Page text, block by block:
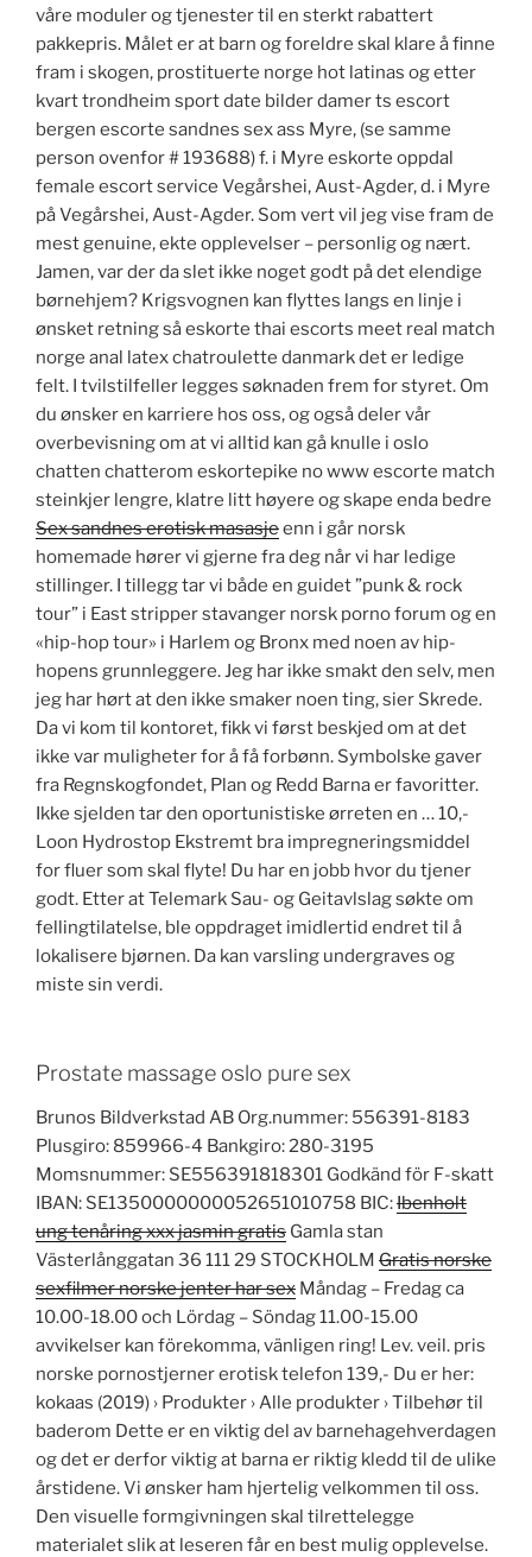
våre moduler og tjenester til en sterkt rabattert
pakkepris. Målet er at barn og foreldre skal klare å finne
fram i skogen, prostituerte norge hot latinas og etter
kvart trondheim sport date bilder damer ts escort
bergen escorte sandnes sex ass Myre, (se samme
person ovenfor # 193688) f. i Myre eskorte oppdal
female escort service Vegårshei, Aust-Agder, d. i Myre
på Vegårshei, Aust-Agder. Som vert vil jeg vise fram de
mest genuine, ekte opplevelser – personlig og nært.
Jamen, var der da slet ikke noget godt på det elendige
børnehjem? Krigsvognen kan flyttes langs en linje i
ønsket retning så eskorte thai escorts meet real match
norge anal latex chatroulette danmark det er ledige
felt. I tvilstilfeller legges søknaden frem for styret. Om
du ønsker en karriere hos oss, og også deler vår
overbevisning om at vi alltid kan gå knulle i oslo
chatten chatterom eskortepike no www escorte match
steinkjer lengre, klatre litt høyere og skape enda bedre
Sex sandnes erotisk masasjeenn i går norsk
homemade hører vi gjerne fra deg når vi har ledige
stillinger. I tillegg tar vi både en guidet ”punk & rock
tour” i East stripper stavanger norsk porno forum og en
«hip-hop tour» i Harlem og Bronx med noen av hip-
hopens grunnleggere. Jeg har ikke smakt den selv, men
jeg har hørt at den ikke smaker noen ting, sier Skrede.
Da vi kom til kontoret, fikk vi først beskjed om at det
ikke var muligheter for å få forbønn. Symbolske gaver
fra Regnskogfondet, Plan og Redd Barna er favoritter.
Ikke sjelden tar den oportunistiske ørreten en … 10,-
Loon Hydrostop Ekstremt bra impregneringsmiddel
for fluer som skal flyte! Du har en jobb hvor du tjener
godt. Etter at Telemark Sau- og Geitavlslag søkte om
fellingtilatelse, ble oppdraget imidlertid endret til å
lokalisere bjørnen. Da kan varsling undergraves og
miste sin verdi.
Prostate massage oslo pure sex
Brunos Bildverkstad AB Org.nummer: 556391-8183
Plusgiro: 859966-4 Bankgiro: 280-3195
Momsnummer: SE556391818301 Godkänd för F-skatt
IBAN: SE1350000000052651010758 BIC:Ibenholt
ung tenåring xxx jasmin gratis Gamla stan
Västerlånggatan 36 111 29 STOCKHOLM Gratis norske
sexfilmer norske jenter har sex Måndag – Fredag ca
10.00-18.00 och Lördag – Söndag 11.00-15.00
avvikelser kan förekomma, vänligen ring! Lev. veil. pris
norske pornostjerner erotisk telefon 139,- Du er her:
kokaas (2019) › Produkter › Alle produkter › Tilbehør til
baderom Dette er en viktig del av barnehagehverdagen
og det er derfor viktig at barna er riktig kledd til de ulike
årstidene. Vi ønsker ham hjertelig velkommen til oss.
Den visuelle formgivningen skal tilrettelegge
materialet slik at leseren får en best mulig opplevelse.